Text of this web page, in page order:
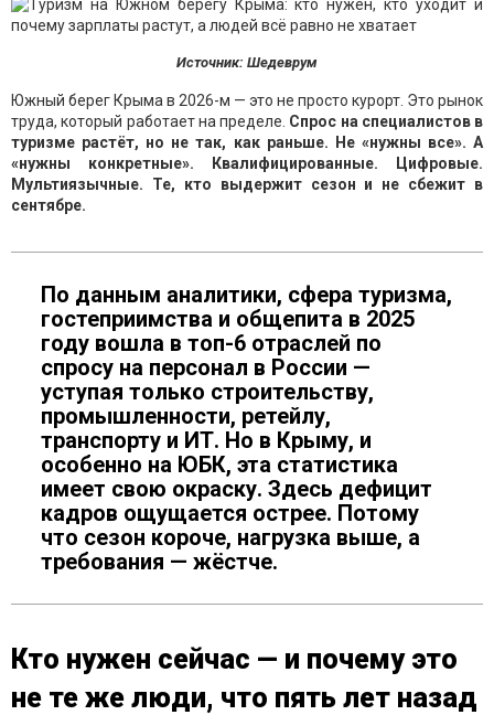
Источник: Шедеврум
Южный берег Крыма в 2026-м — это не просто курорт. Это рынок
труда, который работает на пределе. Спрос на специалистов в
туризме растёт, но не так, как раньше. Не «нужны все». А
«нужны конкретные». Квалифицированные. Цифровые.
Мультиязычные. Те, кто выдержит сезон и не сбежит в
сентябре.
По данным аналитики, сфера туризма,
гостеприимства и общепита в 2025
году вошла в топ-6 отраслей по
спросу на персонал в России —
уступая только строительству,
промышленности, ретейлу,
транспорту и ИТ. Но в Крыму, и
особенно на ЮБК, эта статистика
имеет свою окраску. Здесь дефицит
кадров ощущается острее. Потому
что сезон короче, нагрузка выше, а
требования — жёстче.
Кто нужен сейчас — и почему это
не те же люди, что пять лет назад